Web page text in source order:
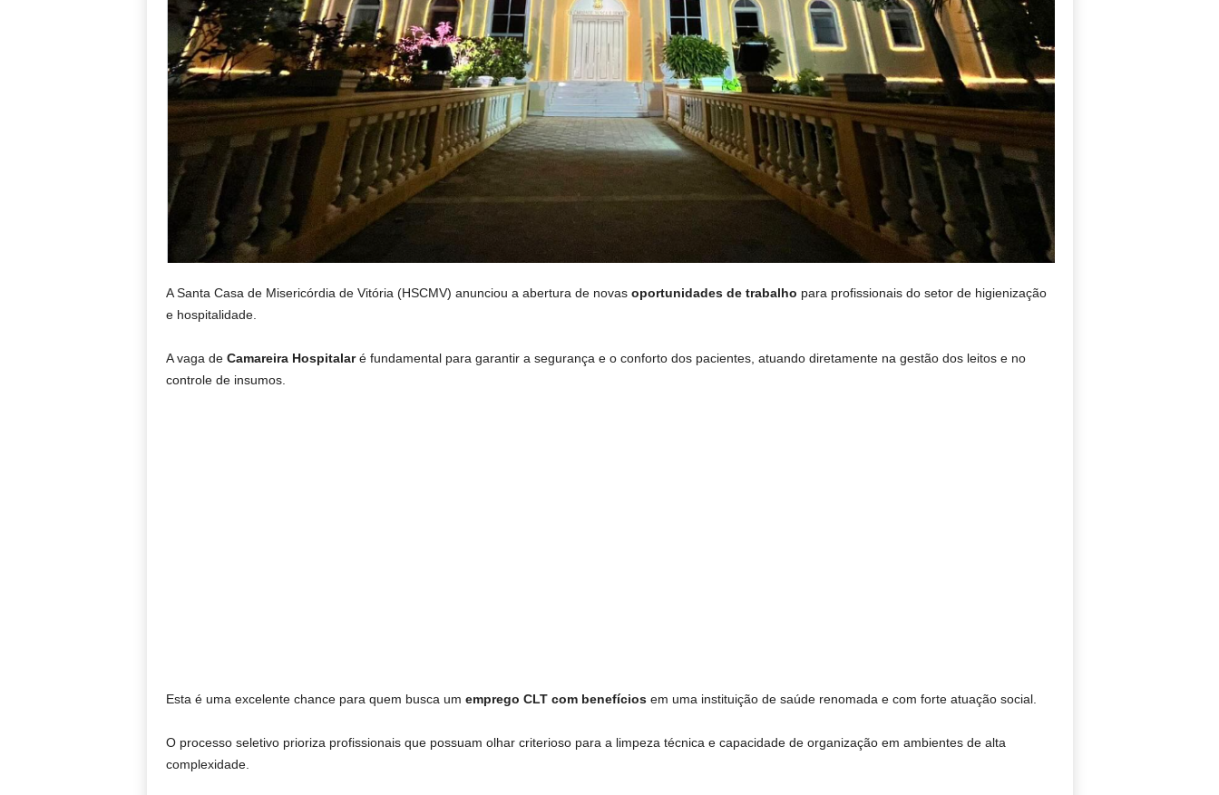
A Santa Casa de Misericórdia de Vitória (HSCMV) anunciou a abertura de novas oportunidades de trabalho para profissionais do setor de higienização
e hospitalidade.
A vaga de Camareira Hospitalaré fundamental para garantir a segurança e o conforto dos pacientes, atuando diretamente na gestão dos leitos e no
controle de insumos.
Esta é uma excelente chance para quem busca um emprego CLT com benefíciosem uma instituição de saúde renomada e com forte atuação social.
O processo seletivo prioriza profissionais que possuam olhar criterioso para a limpeza técnica e capacidade de organização em ambientes de alta
complexidade.